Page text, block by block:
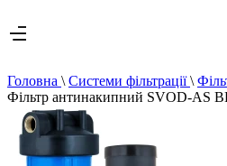
Головна \ Системи фільтрації\
Фільтр антинакипний SVOD-AS